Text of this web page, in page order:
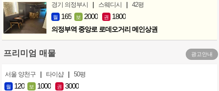
경기 의정부시 | 스웨디시 | 42평
월 165 보 2000 권 1800
의정부역 중앙로 로데오거리 메인상권
프리미엄 매물 광고안내
서울 양천구 | 타이샵 | 50평
월 120 보 1000 권 3000